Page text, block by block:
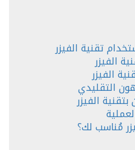
تقنية الفيزر
الفيزر
الفيزر
التقليدي
الفيزر
مُناسب لك؟